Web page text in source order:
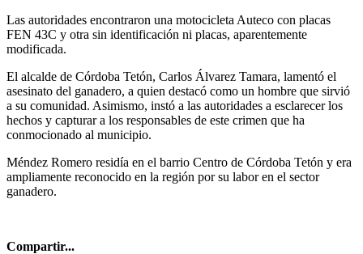
Las autoridades encontraron una motocicleta Auteco con placas
FEN 43C y otra sin identificación ni placas, aparentemente
modificada.
El alcalde de Córdoba Tetón, Carlos Álvarez Tamara, lamentó el
asesinato del ganadero, a quien destacó como un hombre que sirvió
a su comunidad. Asimismo, instó a las autoridades a esclarecer los
hechos y capturar a los responsables de este crimen que ha
conmocionado al municipio.
Méndez Romero residía en el barrio Centro de Córdoba Tetón y era
ampliamente reconocido en la región por su labor en el sector
ganadero.
Compartir...